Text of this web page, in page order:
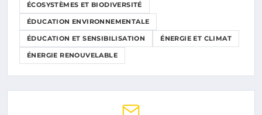
ÉCOSYSTÈMES ET BIODIVERSITÉ
ÉDUCATION ENVIRONNEMENTALE
ÉDUCATION ET SENSIBILISATION ÉNERGIE ET CLIMAT
ÉNERGIE RENOUVELABLE